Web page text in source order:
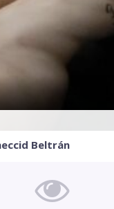
Beltrán